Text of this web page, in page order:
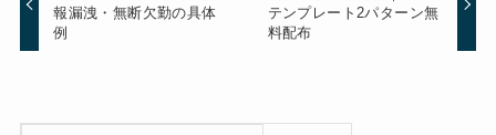
報漏洩・無断欠勤の具体
例
テンプレート2パターン無
料配布